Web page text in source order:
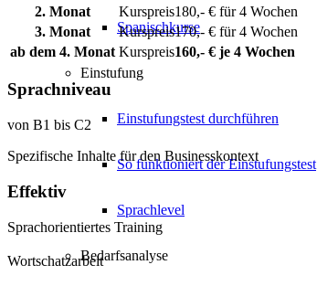
Spanischkurse
Einstufung
Einstufungstest durchführen
So funktioniert der Einstufungstest
Sprachlevel
Bedarfsanalyse
2. Monat
180,- € für 4 Wochen
3. Monat
170,- € für 4 Wochen
ab dem 4. Monat
160,- € je 4 Wochen
Sprachniveau
von B1 bis C2
Spezifische Inhalte für den Businesskontext
Effektiv
Sprachorientiertes Training
Wortschatzarbeit